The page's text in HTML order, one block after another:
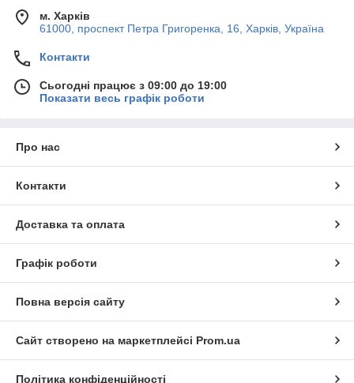
м. Харків
61000, проспект Петра Григоренка, 16, Харків, Україна
Контакти
Сьогодні працює з 09:00 до 19:00
Показати весь графік роботи
Про нас
Контакти
Доставка та оплата
Графік роботи
Повна версія сайту
Сайт створено на маркетплейсі Prom.ua
Політика конфіденційності